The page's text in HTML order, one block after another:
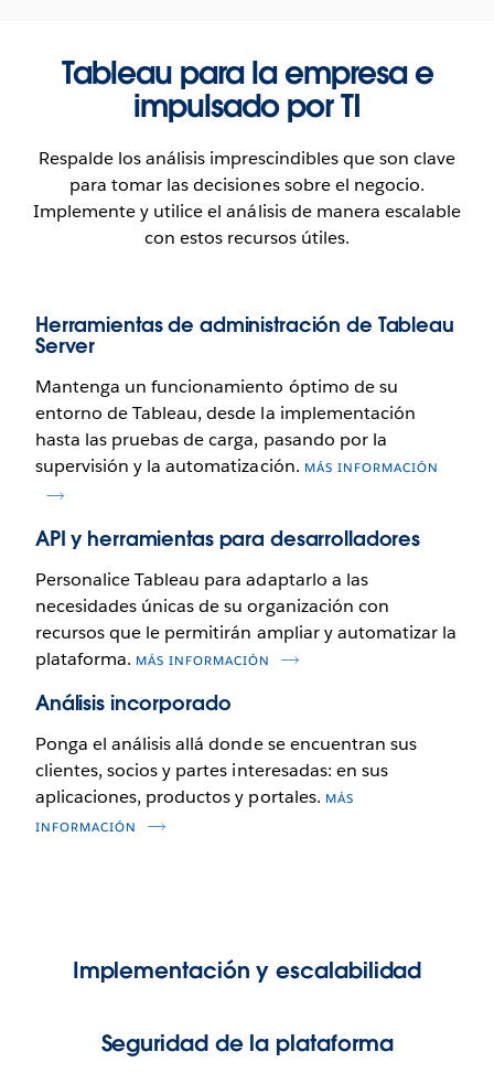
Tableau para la empresa e
impulsado por TI
Respalde los análisis imprescindibles que son clave
para tomar las decisiones sobre el negocio.
Implemente y utilice el análisis de manera escalable
con estos recursos útiles.
Herramientas de administración de Tableau
Server
Mantenga un funcionamiento óptimo de su
entorno de Tableau, desde la implementación
hasta las pruebas de carga, pasando por la
supervisión y la automatización. MÁS INFORMACIÓN
API y herramientas para desarrolladores
Personalice Tableau para adaptarlo a las
necesidades únicas de su organización con
recursos que le permitirán ampliar y automatizar la
plataforma. MÁS INFORMACIÓN
Análisis incorporado
Ponga el análisis allá donde se encuentran sus
clientes, socios y partes interesadas: en sus
aplicaciones, productos y portales. MÁS
INFORMACIÓN
Implementación y escalabilidad
Seguridad de la plataforma